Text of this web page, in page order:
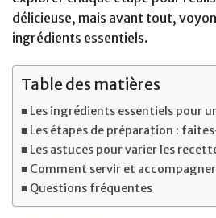
délicieuse, mais avant tout,
ingrédients essentiels.
Table des matières
Les ingrédients essentiels pour
Les étapes de préparation :
Les astuces pour varier les
Comment servir et
Questions fréquentes